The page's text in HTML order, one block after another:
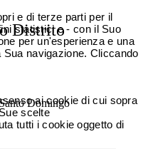
Distrito
Domingo
e di terze parti per il
statistici e - con il Suo
per un'esperienza e una
navigazione. Cliccando
ai cookie di cui sopra
scelte
tutti i cookie oggetto di